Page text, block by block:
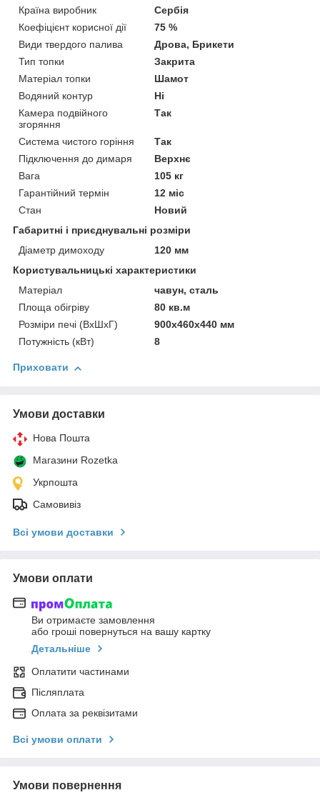
Країна виробник
Сербія
Коефіцієнт корисної дії
75 %
Види твердого палива
Дрова, Брикети
Тип топки
Закрита
Матеріал топки
Шамот
Водяний контур
Ні
Камера подвійного
згоряння
Так
Система чистого горіння
Так
Підключення до димаря
Верхнє
Вага
105 кг
Гарантійний термін
12 міс
Стан
Новий
Габаритні і приєднувальні розміри
Діаметр димоходу
120 мм
Користувальницькі характеристики
Матеріал
чавун, сталь
Площа обігріву
80 кв.м
Розміри печі (ВхШхГ)
900x460x440 мм
Потужність (кВт)
8
Приховати
Умови доставки
Нова Пошта
Магазини Rozetka
Укрпошта
Самовивіз
Всі умови доставки
Умови оплати
Ви отримаєте замовлення
або гроші повернуться на вашу картку
Детальніше
Оплатити частинами
Післяплата
Оплата за реквізитами
Всі умови оплати
Умови повернення